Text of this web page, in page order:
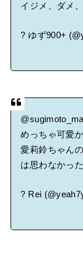
イジメ、ダメ
? ゆず900+
めっちゃ可愛
愛莉鈴ちゃん
は思わなかった
? Rei